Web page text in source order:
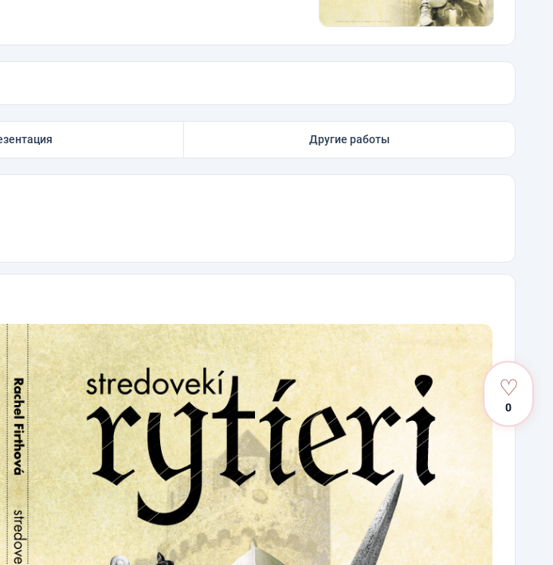
Другие работы
♡
0